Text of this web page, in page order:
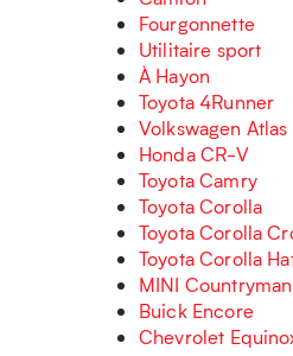
Fourgonnette
Utilitaire sport
À Hayon
Toyota 4Runner
Volkswagen Atlas
Honda CR-V
Toyota Camry
Toyota Corolla
Toyota Corolla
Toyota Corolla
MINI Countryman
Buick Encore
Chevrolet